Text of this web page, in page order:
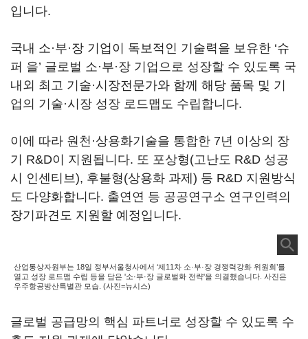
입니다.
국내 소·부·장 기업이 독보적인 기술력을 보유한 ‘슈
퍼 을’ 글로벌 소·부·장 기업으로 성장할 수 있도록 국
내외 최고 기술·시장전문가와 함께 해당 품목 및 기
업의 기술·시장 성장 로드맵도 수립합니다.
이에 따라 원천·상용화기술을 통합한 7년 이상의 장
기 R&D이 지원됩니다. 또 포상형(고난도 R&D 성공
시 인센티브), 후불형(상용화 과제) 등 R&D 지원방식
도 다양화합니다. 출연연 등 공공연구소 연구인력의
장기파견도 지원할 예정입니다.
산업통상자원부는 18일 정부서울청사에서 ‘제11차 소·부·장 경쟁력강화 위원회’를
열고 성장 로드맵 수립 등을 담은 '소·부·장 글로벌화 전략'을 의결했습니다. 사진은
우주항공방산특별관 모습. (사진=뉴시스)
글로벌 공급망의 핵심 파트너로 성장할 수 있도록 수